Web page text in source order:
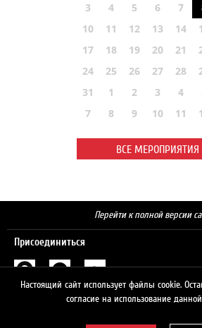
3
4 5 6 7
10
11 12 13 14
17
18 19 20 21
24
25 26 27 28
31
1 2 3 4
7
8 9 10 11
ВСЕ МЕРОПРИЯТИЯ
Перейти к полной версии
Присоединиться
Настоящий сайт использует файлы cookie.
согласие на использование